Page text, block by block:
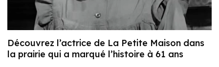
Découvrez l’actrice de La Petite Maison dans
la prairie qui a marqué l’histoire à 61 ans